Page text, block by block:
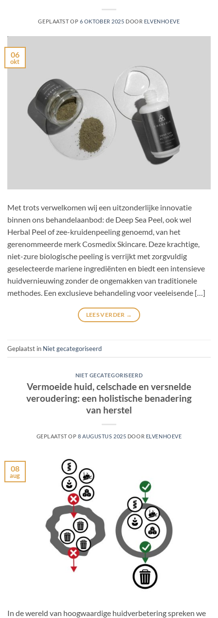
GEPLAATST OP 6 OKTOBER 2025 DOOR ELVENHOEVE
06
okt
Met trots verwelkomen wij een uitzonderlijke innovatie
binnen ons behandelaanbod: de Deep Sea Peel, ook wel
Herbal Peel of zee-kruidenpeeling genoemd, van het
gerenommeerde merk Cosmedix Skincare. Deze krachtige,
niet-zure biologische peeling is verrijkt met zorgvuldig
geselecteerde mariene ingrediënten en biedt een intensieve
huidvernieuwing zonder de ongemakken van traditionele
methodes. Een exclusieve behandeling voor veeleisende […]
LEES VERDER →
Geplaatst in Niet gecategoriseerd
NIET GECATEGORISEERD
Vermoeide huid, celschade en versnelde
veroudering: een holistische benadering
van herstel
GEPLAATST OP 8 AUGUSTUS 2025 DOOR ELVENHOEVE
08
aug
In de wereld van hoogwaardige huidverbetering spreken we